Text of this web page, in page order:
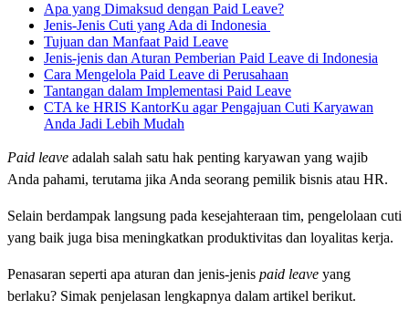
Apa yang Dimaksud dengan Paid Leave?
Jenis-Jenis Cuti yang Ada di Indonesia
Tujuan dan Manfaat Paid Leave
Jenis-jenis dan Aturan Pemberian Paid Leave di Indonesia
Cara Mengelola Paid Leave di Perusahaan
Tantangan dalam Implementasi Paid Leave
CTA ke HRIS KantorKu agar Pengajuan Cuti Karyawan
Anda Jadi Lebih Mudah
Paid leave adalah salah satu hak penting karyawan yang wajib
Anda pahami, terutama jika Anda seorang pemilik bisnis atau HR.
Selain berdampak langsung pada kesejahteraan tim, pengelolaan cuti
yang baik juga bisa meningkatkan produktivitas dan loyalitas kerja.
Penasaran seperti apa aturan dan jenis-jenis paid leave yang
berlaku? Simak penjelasan lengkapnya dalam artikel berikut.